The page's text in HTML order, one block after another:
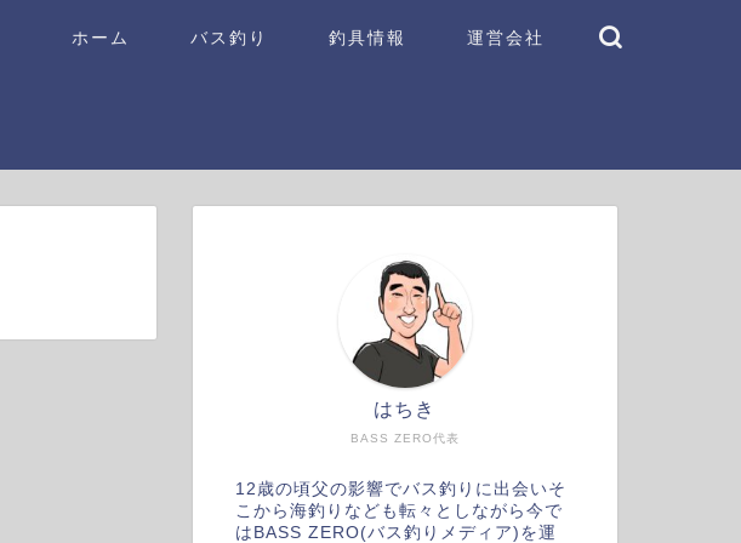
ホーム バス釣り 釣具情報 運営会社
BASS ZERO代表
はちき
12歳の頃父の影響でバス釣りに出会いそ
こから海釣りなども転々としながら今で
はBASS ZERO(バス釣りメディア)を運